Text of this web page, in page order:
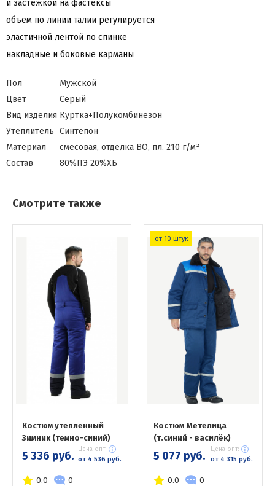
и застёжкой на фастексы
объем по линии талии регулируется
эластичной лентой по спинке
накладные и боковые карманы
Пол
Мужской
Цвет
Серый
Вид изделия Куртка+Полукомбинезон
Утеплитель Синтепон
Материал
смесовая, отделка ВО, пл. 210 г/м²
Состав
80%ПЭ 20%ХБ
Смотрите также
Костюм утепленный
Зимник (темно-синий)
5 336 руб. Цена опт:
от 4 536 руб.
0.0 0
от 10 штук
Костюм Метелица
(т.синий - василёк)
5 077 руб. Цена опт:
от 4 315 руб.
0.0 0